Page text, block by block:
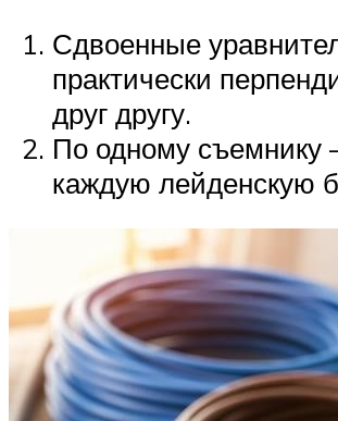
Сдвоенные
практически
друг другу.
По одному
каждую лейденскую